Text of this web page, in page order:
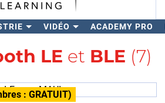
VIDÉO ACADEMY PRO
LE et BLE (7)
: GRATUIT)